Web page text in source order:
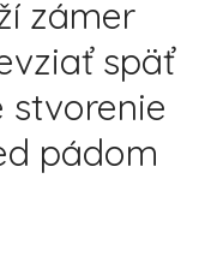
zámer
späť
stvorenie
pádom